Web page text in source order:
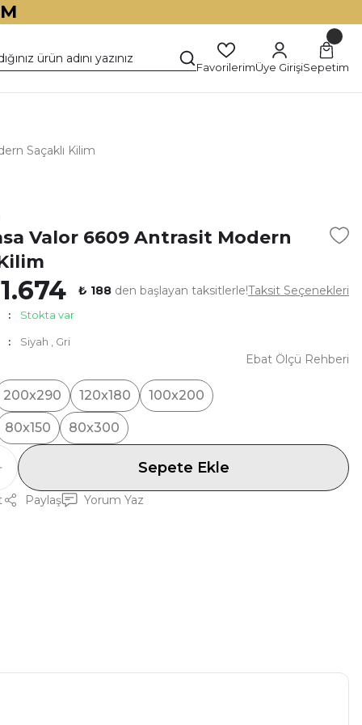
FavorilerimÜye GirişiSepetim
Saçaklı Kilim
Valor 6609 Antrasit Modern
₺ 188 den başlayan taksitlerle!Taksit Seçenekleri
Stokta var
Siyah Gri
200x290 120x180 100x200
80x150 80x300
Ebat Ölçü Rehberi
Sepete Ekle
Paylaş Yorum Yaz